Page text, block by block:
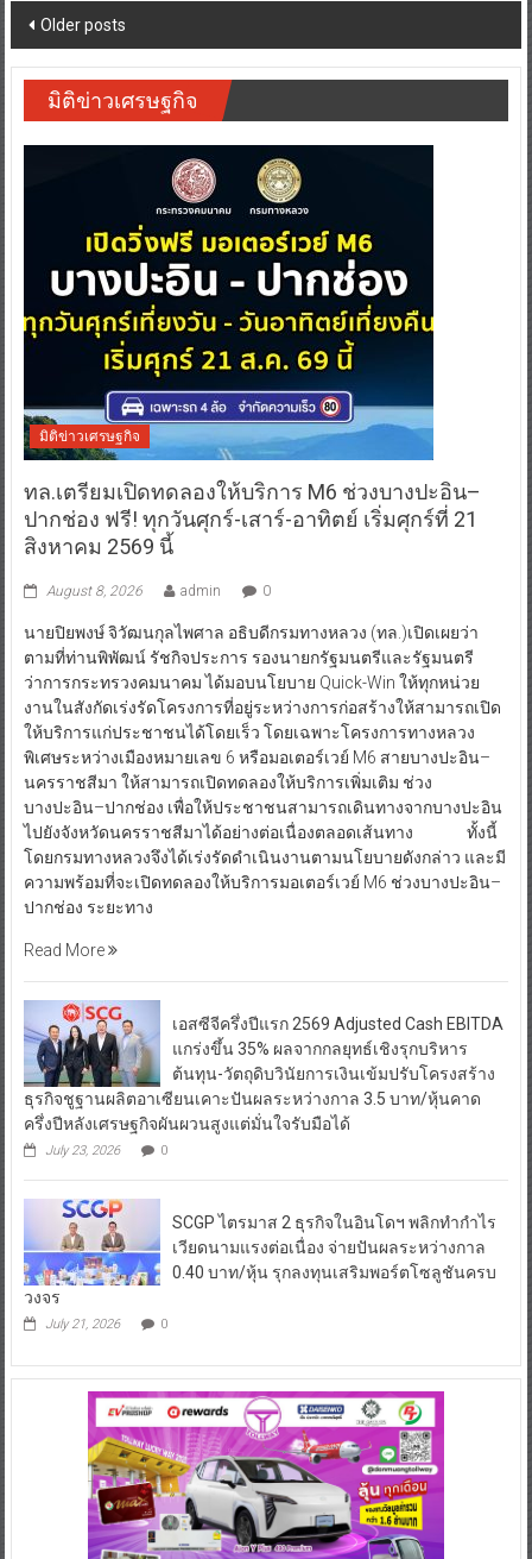
Posts
navigation
Older posts
มิติข่าวเศรษฐกิจ
มิติข่าวเศรษฐกิจ
ทล.เตรียมเปิดทดลองให้บริการ M6 ช่วงบางปะอิน–
ปากช่อง ฟรี! ทุกวันศุกร์-เสาร์-อาทิตย์ เริ่มศุกร์ที่ 21
สิงหาคม 2569 นี้
August 8, 2026 admin 0
นายปิยพงษ์ จิวัฒนกุลไพศาล อธิบดีกรมทางหลวง (ทล.)เปิดเผยว่า
ตามที่ท่านพิพัฒน์ รัชกิจประการ รองนายกรัฐมนตรีและรัฐมนตรี
ว่าการกระทรวงคมนาคม ได้มอบนโยบาย Quick-Win ให้ทุกหน่วย
งานในสังกัดเร่งรัดโครงการที่อยู่ระหว่างการก่อสร้างให้สามารถเปิด
ให้บริการแก่ประชาชนได้โดยเร็ว โดยเฉพาะโครงการทางหลวง
พิเศษระหว่างเมืองหมายเลข 6 หรือมอเตอร์เวย์ M6 สายบางปะอิน–
นครราชสีมา ให้สามารถเปิดทดลองให้บริการเพิ่มเติม ช่วง
บางปะอิน–ปากช่อง เพื่อให้ประชาชนสามารถเดินทางจากบางปะอิน
ไปยังจังหวัดนครราชสีมาได้อย่างต่อเนื่องตลอดเส้นทาง ทั้งนี้
โดยกรมทางหลวงจึงได้เร่งรัดดำเนินงานตามนโยบายดังกล่าว และมี
ความพร้อมที่จะเปิดทดลองให้บริการมอเตอร์เวย์ M6 ช่วงบางปะอิน–
ปากช่อง ระยะทาง
Read More
เอสซีจีครึ่งปีแรก 2569 Adjusted Cash EBITDA
แกร่งขึ้น 35% ผลจากกลยุทธ์เชิงรุกบริหาร
ต้นทุน-วัตถุดิบวินัยการเงินเข้มปรับโครงสร้าง
ธุรกิจชูฐานผลิตอาเซียนเคาะปันผลระหว่างกาล 3.5 บาท/หุ้นคาด
ครึ่งปีหลังเศรษฐกิจผันผวนสูงแต่มั่นใจรับมือได้
July 23, 2026 0
SCGP ไตรมาส 2 ธุรกิจในอินโดฯ พลิกทำกำไร
เวียดนามแรงต่อเนื่อง จ่ายปันผลระหว่างกาล
0.40 บาท/หุ้น รุกลงทุนเสริมพอร์ตโซลูชันครบ
วงจร
July 21, 2026 0